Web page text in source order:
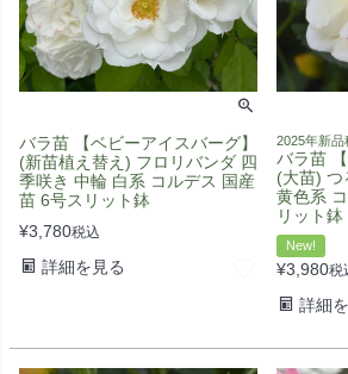
バラ苗 【ベビーアイスバーグ】
(新苗植え替え) フロリバンダ 四
季咲き 中輪 白系 コルデス 国産
苗 6号スリット鉢
¥3,780税込
詳細を見る
2025年新品
バラ苗
(大苗) つ
黄色系
リット鉢
New!
¥3,980税
詳細